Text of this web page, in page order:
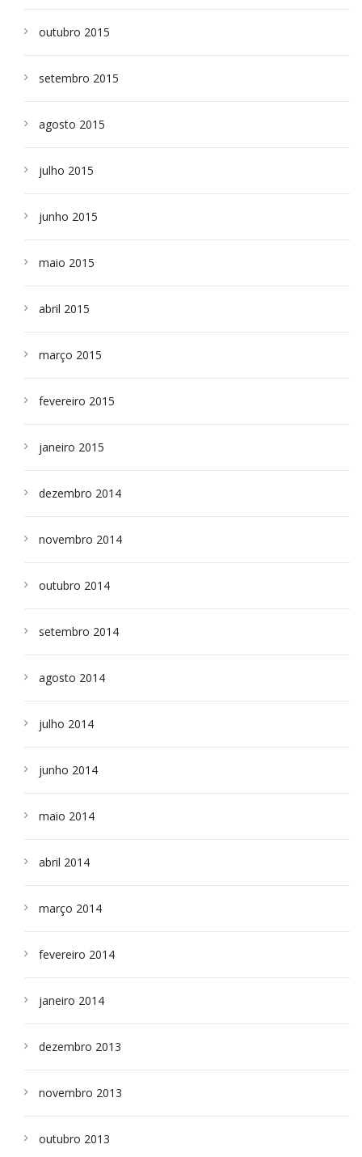
outubro 2015
setembro 2015
agosto 2015
julho 2015
junho 2015
maio 2015
abril 2015
março 2015
fevereiro 2015
janeiro 2015
dezembro 2014
novembro 2014
outubro 2014
setembro 2014
agosto 2014
julho 2014
junho 2014
maio 2014
abril 2014
março 2014
fevereiro 2014
janeiro 2014
dezembro 2013
novembro 2013
outubro 2013